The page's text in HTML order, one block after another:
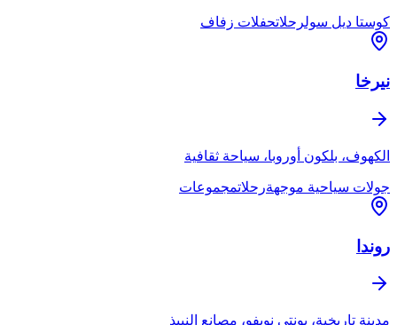
كوستا ديل سولرحلاتحفلات زفاف
نيرخا
الكهوف، بلكون أوروبا، سياحة ثقافية
جولات سياحية موجهةرحلاتمجموعات
روندا
مدينة تاريخية، بونتي نويفو، مصانع النبيذ